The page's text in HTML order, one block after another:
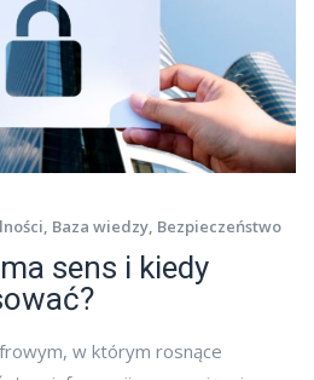
, Baza wiedzy, Bezpieczeństwo
sens i kiedy
w którym rosnące